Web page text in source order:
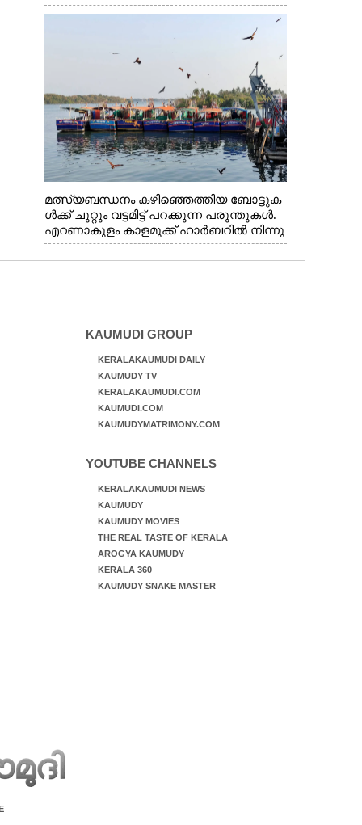
എറണാകുളം വാത്തുരുത്തിയിൽ നിന്നുള്ള
മത്സ്യബന്ധനം കഴിഞ്ഞെത്തിയ ബോട്ടുക
ൾക്ക് ചുറ്റും വട്ടമിട്ട് പറക്കുന്ന പരുന്തുകൾ.
എറണാകുളം കാളമുക്ക് ഹാർബറിൽ നിന്നു
ള്ള കാഴ്ച
KAUMUDI GROUP
KERALAKAUMUDI DAILY
KAUMUDY TV
KERALAKAUMUDI.COM
KAUMUDI.COM
KAUMUDYMATRIMONY.COM
YOUTUBE CHANNELS
KERALAKAUMUDI NEWS
KAUMUDY
KAUMUDY MOVIES
THE REAL TASTE OF KERALA
AROGYA KAUMUDY
KERALA 360
KAUMUDY SNAKE MASTER